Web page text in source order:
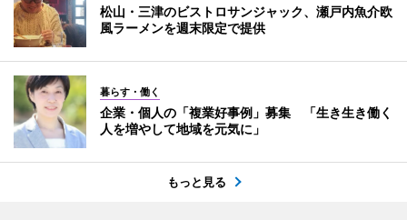
松山・三津のビストロサンジャック、瀬戸内魚介欧
風ラーメンを週末限定で提供
暮らす・働く
企業・個人の「複業好事例」募集 「生き生き働く
人を増やして地域を元気に」
もっと見る